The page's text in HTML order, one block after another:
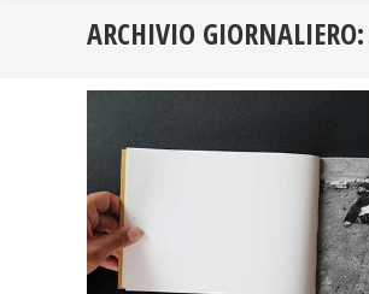
ARCHIVIO GIORNALIERO: